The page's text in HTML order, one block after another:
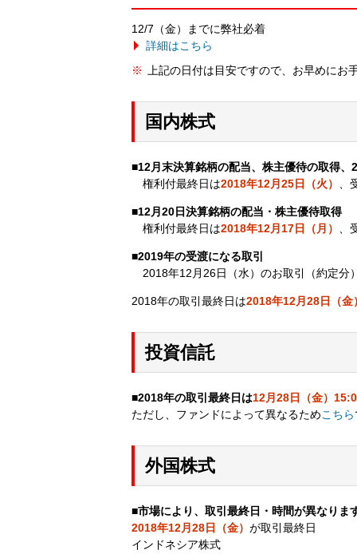
12/7（金）までに弊社必着
詳細はこちら
上記の日付は目安ですので、お早めにお
国内株式
■12月末決算銘柄の配当、株主優待の取得
権利付最終日は2018年12月25日（火） 、
■12月20日決算銘柄の配当・株主優待取得
権利付最終日は2018年12月17日（月） 、
■2019年の受渡になる取引
2018年12月26日（水）のお取引（約定分
2018年の取引最終日は2018年12月28日（金
投資信託
■2018年の取引最終日は12月28日（金）
ただし、ファンドによって異なるためこちら
外国株式
■市場により、取引最終日・時間が異なりま
2018年12月28日（金） が取引最終日
インドネシア株式